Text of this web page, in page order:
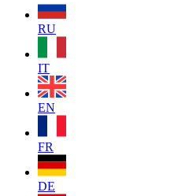
RU
IT
EN
FR
DE